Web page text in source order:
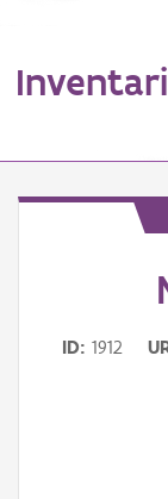
Aanduidingsobject
ID 1912